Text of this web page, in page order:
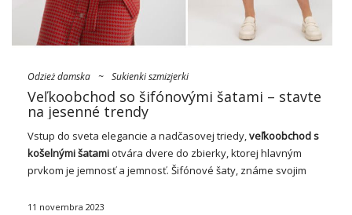
Odzież damska ~ Sukienki szmizjerki
Veľkoobchod so šifónovými šatami – stavte
na jesenné trendy
Vstup do sveta elegancie a nadčasovej triedy, veľkoobchod s
košelnými šatamiotvára dvere do zbierky, ktorej hlavným
prvkom je jemnosť a jemnosť. Šifónové šaty , známe svojim
vyžaruje ženskosť a eleganciu. V …
11 novembra 2023